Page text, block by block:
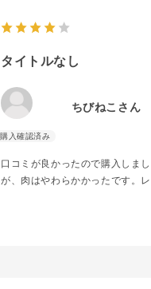
タイトルなし
ちびねこさん
口コミが良かったので購入しま
が、肉はやわらかかったです。